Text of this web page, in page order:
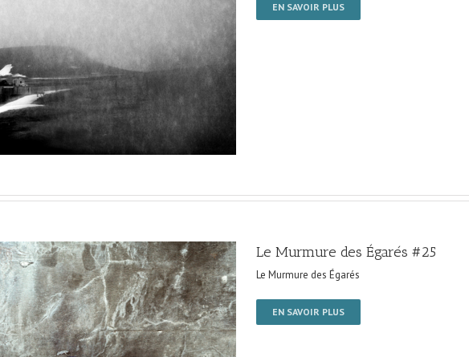
EN SAVOIR PLUS
Le Murmure des Égarés #25
Le Murmure des Égarés
EN SAVOIR PLUS